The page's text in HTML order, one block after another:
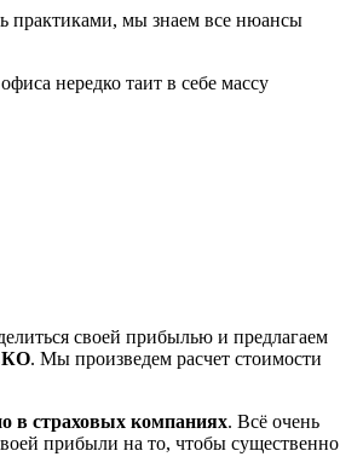
практиками, мы знаем все нюансы
нередко таит в себе массу
своей прибылью и предлагаем
. Мы произведем расчет стоимости
в страховых компаниях. Всё очень
прибыли на то, чтобы существенно